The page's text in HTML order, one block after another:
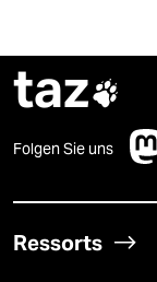
taz
Folgen Sie uns
Ressorts